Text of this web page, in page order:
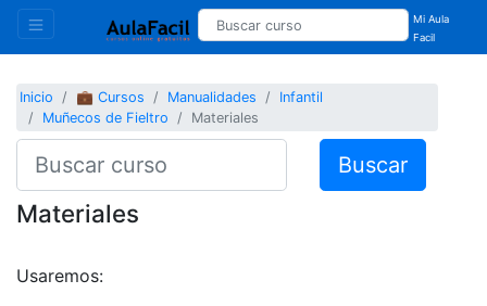
Mi Aula
Facil
Inicio 💼 Cursos Manualidades
Infantil
Muñecos de Fieltro
Materiales
Buscar
Materiales
Usaremos: